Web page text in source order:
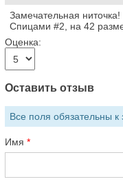
Замечательная
Спицами #2, на 42
Оценка:
Оставить отзыв
Все поля обязательны
Имя